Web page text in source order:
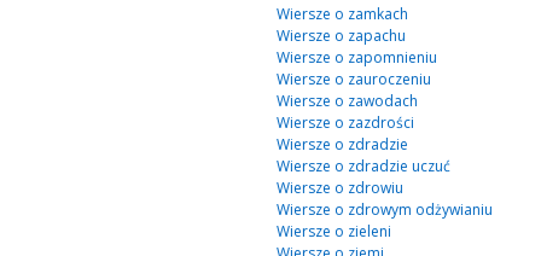
Wiersze o zamkach
Wiersze o zapachu
Wiersze o zapomnieniu
Wiersze o zauroczeniu
Wiersze o zawodach
Wiersze o zazdrości
Wiersze o zdradzie
Wiersze o zdradzie uczuć
Wiersze o zdrowiu
Wiersze o zdrowym odżywianiu
Wiersze o zieleni